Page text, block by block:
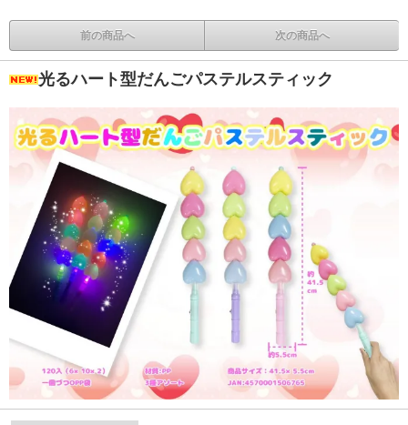
前の商品へ 次の商品へ
光るハート型だんごパステルスティック